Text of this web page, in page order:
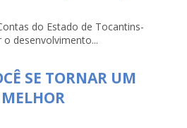
do Estado de Tocantins-
o desenvolvimento...
SE TORNAR UM